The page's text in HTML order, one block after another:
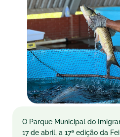
O Parque Municipal do
17 de abril, a 17ª edição da